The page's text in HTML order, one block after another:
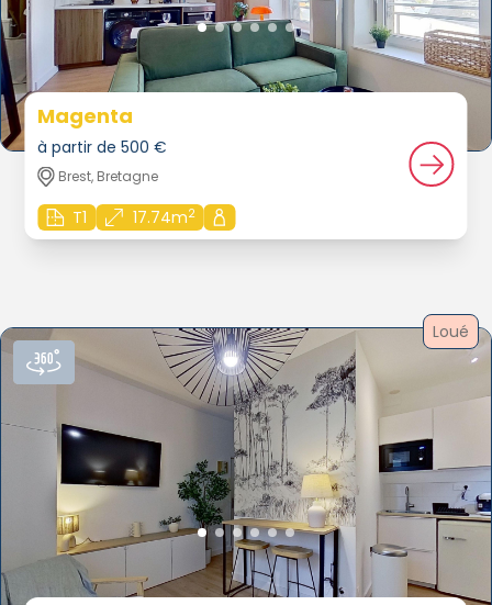
Magenta
à partir de 500 €
Brest, Bretagne
T1 17.74m2
Loué